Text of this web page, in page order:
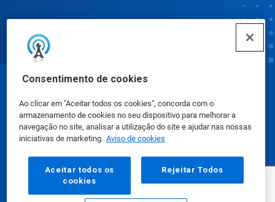
Consentimento de cookies
Ao clicar em "Aceitar todos os cookies", concorda com o
armazenamento de cookies no seu dispositivo para melhorar a
navegação no site, analisar a utilização do site e ajudar nas nossas
iniciativas de marketing. Aviso de cookies
Aceitar todos os
cookies
Rejeitar Todos
Fichas de Informação de Segurança de Produtos
Químicos|Política de Privacidade